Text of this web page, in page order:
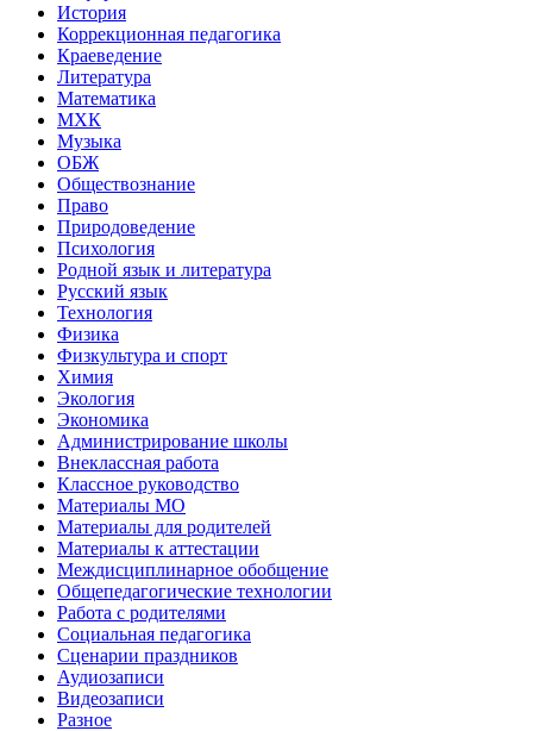
История
Коррекционная педагогика
Краеведение
Литература
Математика
МХК
Музыка
ОБЖ
Обществознание
Право
Природоведение
Психология
Родной язык и литература
Русский язык
Технология
Физика
Физкультура и спорт
Химия
Экология
Экономика
Администрирование школы
Внеклассная работа
Классное руководство
Материалы МО
Материалы для родителей
Материалы к аттестации
Междисциплинарное обобщение
Общепедагогические технологии
Работа с родителями
Социальная педагогика
Сценарии праздников
Аудиозаписи
Видеозаписи
Разное